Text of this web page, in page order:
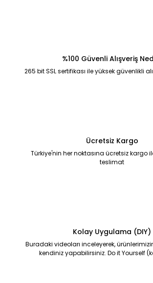
%100 Güvenli Alışveriş
265 bit SSL sertifikası ile yüksek güvenlikli
Ücretsiz Kargo
Türkiye'nin her noktasına ücretsiz kargo
teslimat
Kolay Uygulama (DIY)
Buradaki videoları inceleyerek,
kendiniz yapabilirsiniz. Do it Yourself